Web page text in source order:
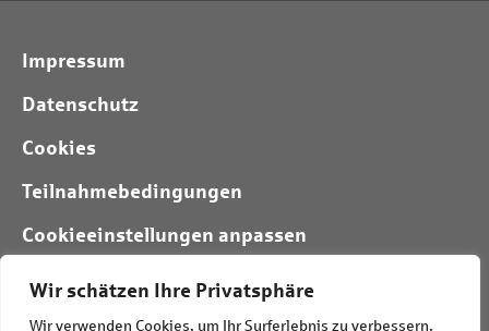
Wir schätzen Ihre Privatsphäre
Wir verwenden Cookies, um Ihr Surferlebnis zu verbessern,
Impressum
Datenschutz
Cookies
Teilnahmebedingungen
Cookieeinstellungen anpassen